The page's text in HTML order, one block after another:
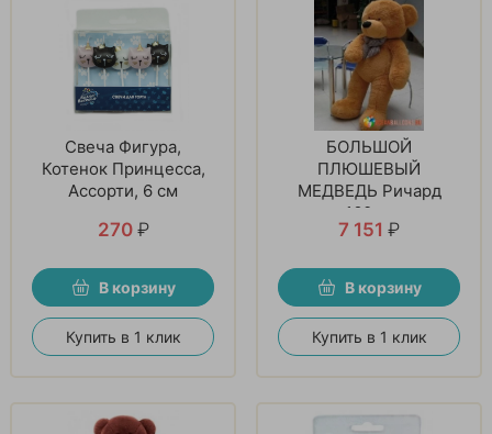
Свеча Фигура,
Котенок Принцесса,
Ассорти, 6 см
270 ₽
В корзину
Купить в 1 клик
БОЛЬШОЙ
ПЛЮШЕВЫЙ
МЕДВЕДЬ Ричард
160см
7 151 ₽
В корзину
Купить в 1 клик